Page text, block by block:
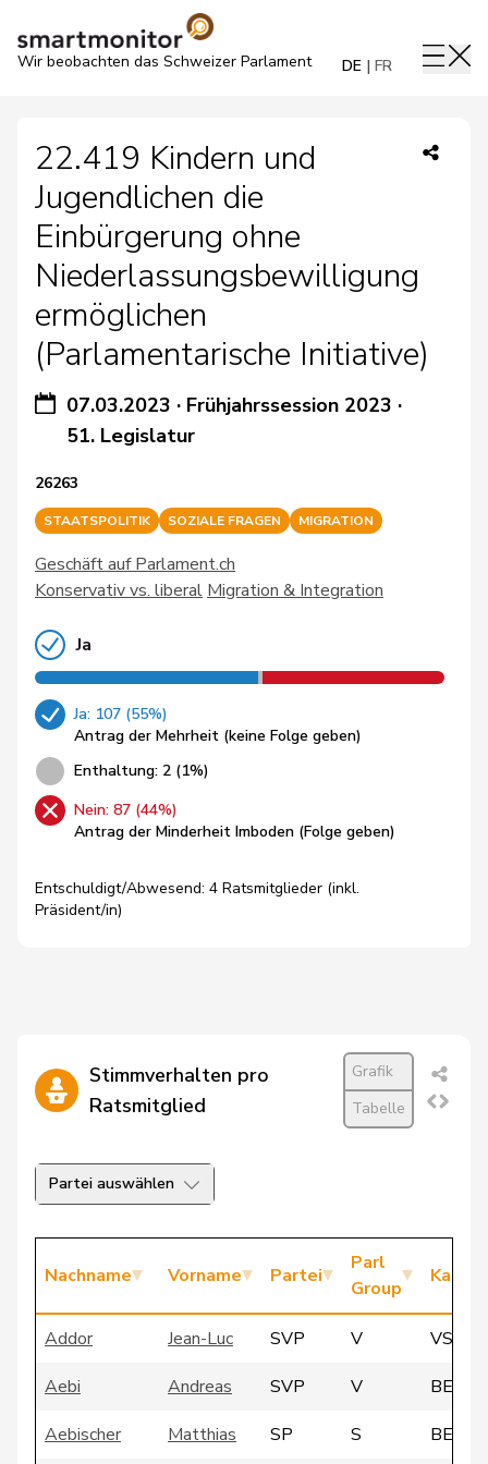
Wir beobachten das Schweizer Parlament DE FR
22.419 Kindern und
Jugendlichen die
Einbürgerung ohne
Niederlassungsbewilligung
ermöglichen
(Parlamentarische Initiative)
07.03.2023 · Frühjahrssession 2023 ·
51. Legislatur
26263
STAATSPOLITIK SOZIALE FRAGEN MIGRATION
Geschäft auf Parlament.ch
Konservativ vs. liberal Migration & Integration
Ja
Ja: 107 (55%)
Antrag der Mehrheit (keine Folge geben)
Enthaltung: 2 (1%)
Nein: 87 (44%)
Antrag der Minderheit Imboden (Folge geben)
Entschuldigt/Abwesend: 4 Ratsmitglieder (inkl.
Präsident/in)
Stimmverhalten pro
Ratsmitglied
Grafik
Tabelle
Partei auswählen
Nachname Vorname Partei
Parl
Group
Addor Jean-Luc SVP V
VS
Aebi
Andreas SVP V
BE
Aebischer
Matthias SP S
BE